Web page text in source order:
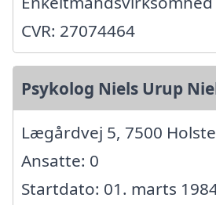
CVR: 27074464
Psykolog Niels Urup
Lægårdvej 5, 7500
Ansatte: 0
Startdato: 01. marts